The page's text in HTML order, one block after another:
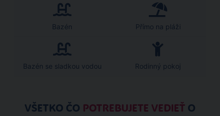
Bazén Přímo na pláži
Bazén se sladkou vodou Rodinný pokoj
VŠETKO ČO POTREBUJETE VEDIEŤ O